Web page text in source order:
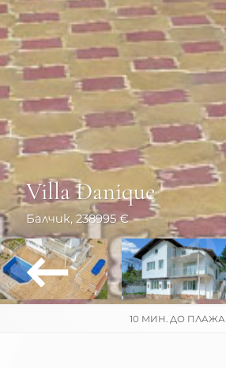
Villa Danique
Балчик, 238995 €
10 МИН. ДО ПЛАЖА